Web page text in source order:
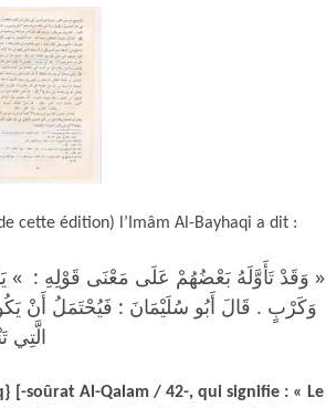
cette édition) l’Imâm Al-Bayhaqi a dit :
« وَقَدْ تَأَوَّلَهُ بَعْضُهُمْ عَلَى مَعْنَى قَوْلِهِ
وَكَرْبٍ . قَالَ أَبُو سُلَيْمَانَ : فَيُحْتَمَلُ أَنْ
[-soûrat Al-Qalam / 42-, qui signifie : « Le